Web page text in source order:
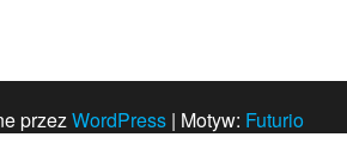
przezWordPress | Motyw: Futurio